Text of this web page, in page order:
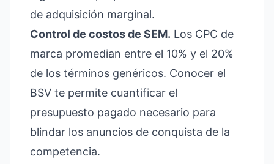
de adquisición marginal.
Control de costos de SEM. Los CPC de
marca promedian entre el 10% y el 20%
de los términos genéricos. Conocer el
BSV te permite cuantificar el
presupuesto pagado necesario para
blindar los anuncios de conquista de la
competencia.